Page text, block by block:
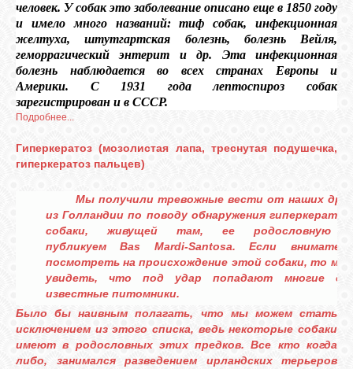
человек. У собак это заболевание описано еще в 1850 году
и имело много названий: тиф собак, инфекционная
желтуха, штутгартская болезнь, болезнь Вейля,
геморрагический энтерит и др. Эта инфекционная
болезнь наблюдается во всех странах Европы и
Америки. С 1931 года лептоспироз собак
зарегистрирован и в СССР.
Подробнее...
Гиперкератоз (мозолистая лапа, треснутая подушечка,
гиперкератоз пальцев)
Мы получили тревожные вести от наших
из Голландии по поводу обнаружения
собаки, живущей там, ее родословную
публикуемBas Mardi-Santosa. Если
посмотреть на происхождение этой собаки, то
увидеть, что под удар попадают многие
известные питомники.
Было бы наивным полагать, что мы можем стать
исключением из этого списка, ведь некоторые собаки
имеют в родословных этих предков. Все кто когда
либо, занимался разведением ирландских терьеров